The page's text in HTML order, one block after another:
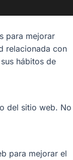
para mejorar
relacionada con
hábitos de
del sitio web. No
para mejorar el